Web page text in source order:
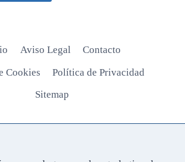
Aviso Legal
Contacto
Cookies
Política de Privacidad
Sitemap